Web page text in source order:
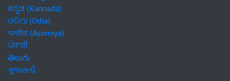
ಕನ್ನಡ (Kannada)
ଓଡିଆ (Odia)
অসমীয়া (Asomiya)
ਪੰਜਾਬੀ
తెలుగు
ગુજરાતી